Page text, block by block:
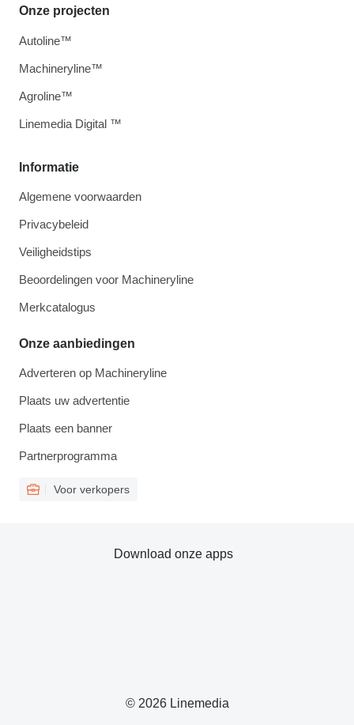
Informatie
Algemene voorwaarden
Privacybeleid
Veiligheidstips
Beoordelingen voor Machineryline
Merkcatalogus
Onze aanbiedingen
Adverteren op Machineryline
Plaats uw advertentie
Plaats een banner
Partnerprogramma
Voor verkopers
Onze projecten
Autoline™
Machineryline™
Agroline™
Linemedia Digital ™
© 2026 Linemedia
Download onze apps